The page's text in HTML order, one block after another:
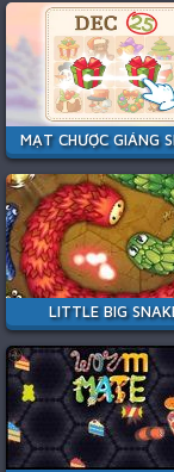
MẠT CHƯỢC GIÁNG
LITTLE BIG